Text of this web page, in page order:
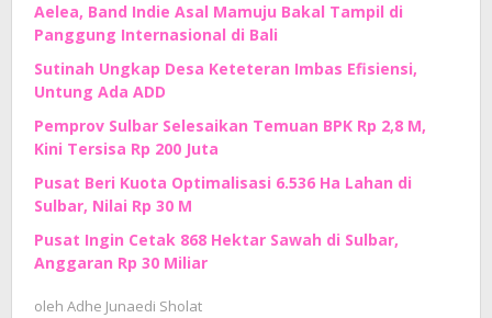
Aelea, Band Indie Asal Mamuju Bakal Tampil di
Panggung Internasional di Bali
Sutinah Ungkap Desa Keteteran Imbas Efisiensi,
Untung Ada ADD
Pemprov Sulbar Selesaikan Temuan BPK Rp 2,8 M,
Kini Tersisa Rp 200 Juta
Pusat Beri Kuota Optimalisasi 6.536 Ha Lahan di
Sulbar, Nilai Rp 30 M
Pusat Ingin Cetak 868 Hektar Sawah di Sulbar,
Anggaran Rp 30 Miliar
oleh Adhe Junaedi Sholat